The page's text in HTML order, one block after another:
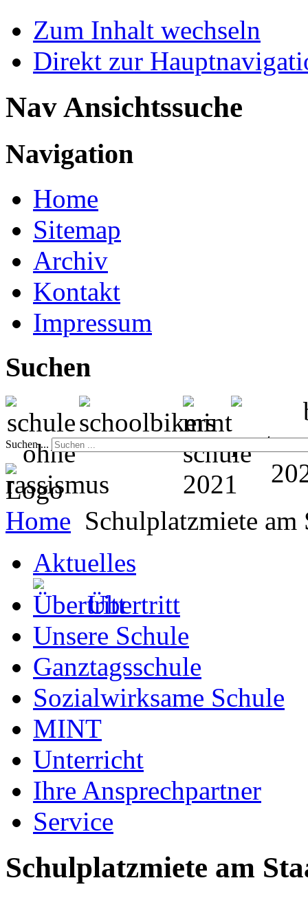
Zum Inhalt wechseln
Direkt zur
Nav Ansichtssuche
Navigation
Home
Sitemap
Archiv
Kontakt
Impressum
Suchen
Suchen ...
Home Schulplatzmiete am
Aktuelles
Übertritt
Unsere Schule
Ganztagsschule
Sozialwirksame Schule
MINT
Unterricht
Ihre Ansprechpartner
Service
Schulplatzmiete am